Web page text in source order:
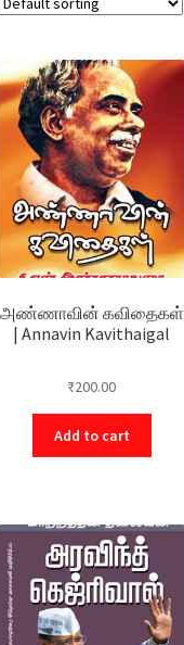
அண்ணாவின் கவிதைகள்
| Annavin Kavithaigal
₹200.00
Add to cart